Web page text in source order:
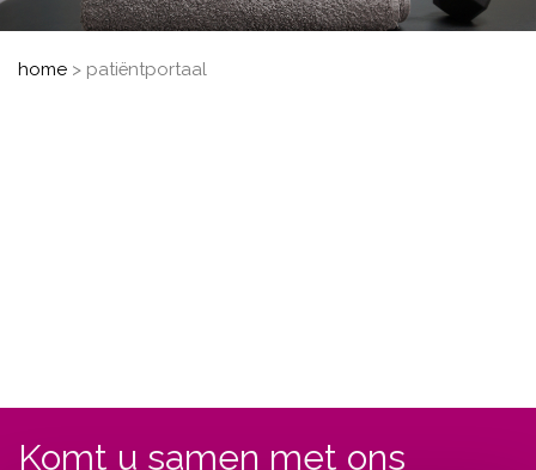
home > patiëntportaal
Komt u samen met ons